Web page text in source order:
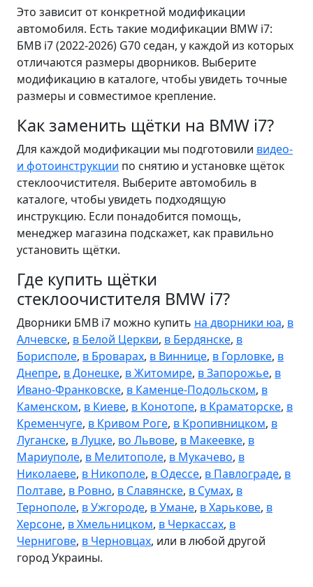
Это зависит от конкретной модификации
автомобиля. Есть такие модификации BMW i7:
БМВ i7 (2022-2026) G70 седан, у каждой из которых
отличаются размеры дворников. Выберите
модификацию в каталоге, чтобы увидеть точные
размеры и совместимое крепление.
Как заменить щётки на BMW i7?
Для каждой модификации мы подготовили видео-
и фотоинструкции по снятию и установке щёток
стеклоочистителя. Выберите автомобиль в
каталоге, чтобы увидеть подходящую
инструкцию. Если понадобится помощь,
менеджер магазина подскажет, как правильно
установить щётки.
Где купить щётки
стеклоочистителя BMW i7?
Дворники БМВ i7 можно купить на дворники юа, в
Алчевске, в Белой Церкви, в Бердянске, в
Борисполе, в Броварах, в Виннице, в Горловке, в
Днепре, в Донецке, в Житомире, в Запорожье, в
Ивано-Франковске, в Каменце-Подольском, в
Каменском, в Киеве, в Конотопе, в Краматорске, в
Кременчуге, в Кривом Роге, в Кропивницком, в
Луганске, в Луцке, во Львове, в Макеевке, в
Мариуполе, в Мелитополе, в Мукачево, в
Николаеве, в Никополе, в Одессе, в Павлограде, в
Полтаве, в Ровно, в Славянске, в Сумах, в
Тернополе, в Ужгороде, в Умане, в Харькове, в
Херсоне, в Хмельницком, в Черкассах, в
Чернигове, в Черновцах, или в любой другой
город Украины.